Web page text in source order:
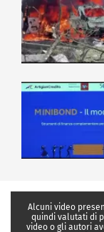
Alcuni video
quindi valutati di
video o gli autori